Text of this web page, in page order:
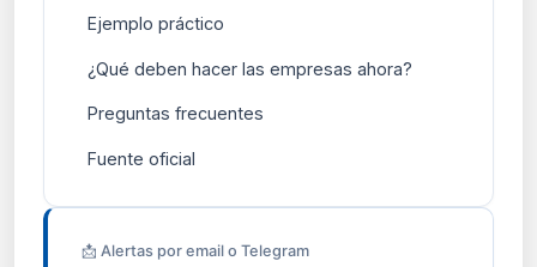
Ejemplo práctico
¿Qué deben hacer las empresas ahora?
Preguntas frecuentes
Fuente oficial
📩 Alertas por email o Telegram